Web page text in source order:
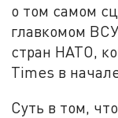
о том самом
главкомом
стран НАТО,
Times в
Суть в том,